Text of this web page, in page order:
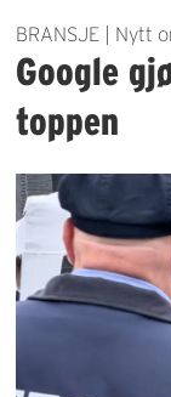
BRANSJE | Nytt
Google
toppen